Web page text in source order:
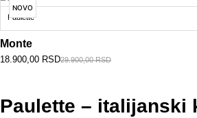
NOVO
Paulette
Monte
29.900,00RSD
18.900,00 RSD
Paulette – italijanski